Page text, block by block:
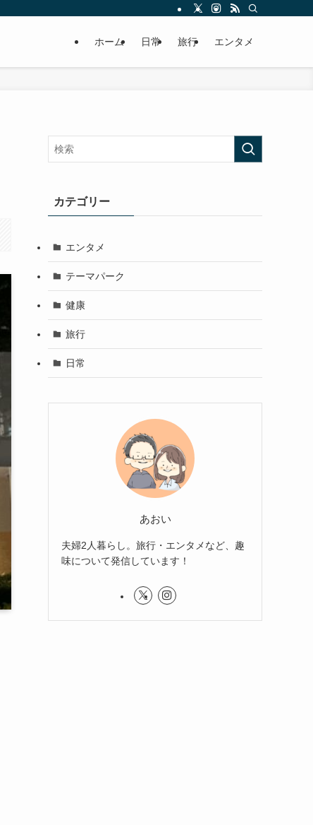
ホーム 日常 旅行 エンタメ
カテゴリー
エンタメ
テーマパーク
健康
旅行
日常
あおい
夫婦2人暮らし。旅行・エンタメなど、趣
味について発信しています！